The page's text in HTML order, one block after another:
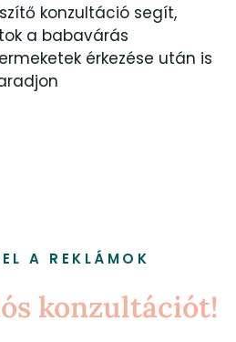
konzultáció segít,
a babavárás
érkezése után is
A REKLÁMOK
konzultációt!